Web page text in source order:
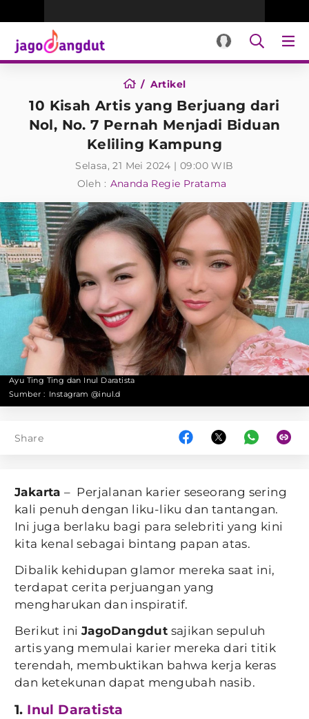
Artikel
10 Kisah Artis yang Berjuang dari
Nol, No. 7 Pernah Menjadi Biduan
Keliling Kampung
Selasa, 21 Mei 2024 | 09:00 WIB
Oleh : Ananda Regie Pratama
Ayu Ting Ting dan Inul Daratista
Sumber : Instagram @inul.d
Share
Jakarta– Perjalanan karier seseorang sering
kali penuh dengan liku-liku dan tantangan.
Ini juga berlaku bagi para selebriti yang kini
kita kenal sebagai bintang papan atas.
Dibalik kehidupan glamor mereka saat ini,
terdapat cerita perjuangan yang
mengharukan dan inspiratif.
Berikut ini JagoDangdut sajikan sepuluh
artis yang memulai karier mereka dari titik
terendah, membuktikan bahwa kerja keras
dan ketekunan dapat mengubah nasib.
1. Inul Daratista